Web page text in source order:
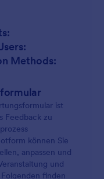
Methods:
ist
Feedback zu
können Sie
anpassen und
und
finden